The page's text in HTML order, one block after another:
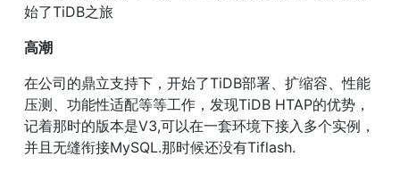
始了TiDB之旅
高潮
在公司的鼎立支持下，开始了TiDB部署、扩缩容、性能
压测、功能性适配等等工作，发现TiDB HTAP的优势，
记着那时的版本是V3,可以在一套环境下接入多个实例，
并且无缝衔接MySQL.那时候还没有Tiflash.